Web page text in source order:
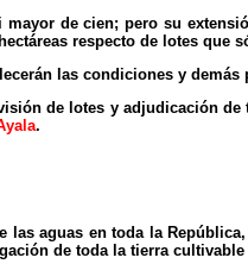
de cien; pero su
respecto de lotes que
las condiciones y demás
de lotes y adjudicación
.
las aguas en toda la
de toda la tierra